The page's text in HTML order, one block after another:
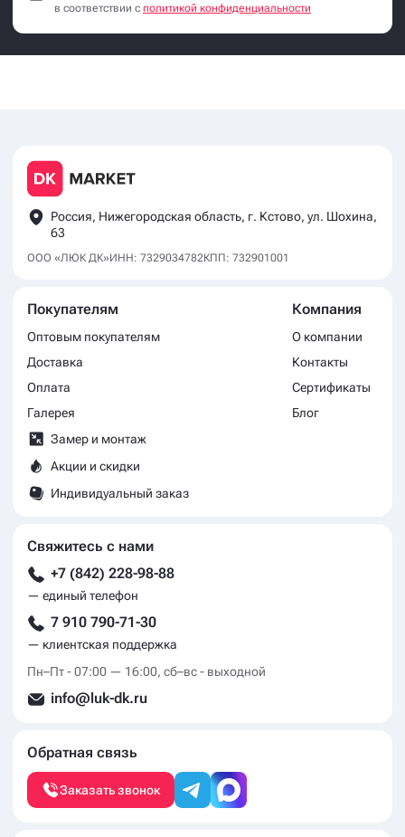
в соответствии с политикой конфиденциальности
Россия, Нижегородская область, г. Кстово, ул. Шохина,
63
ООО «ЛЮК ДК»ИНН: 7329034782КПП: 732901001
Покупателям
Оптовым покупателям
Доставка
Оплата
Галерея
Замер и монтаж
Акции и скидки
Индивидуальный заказ
Компания
О компании
Контакты
Сертификаты
Блог
Свяжитесь с нами
+7 (842) 228-98-88
— единый телефон
7 910 790-71-30
— клиентская поддержка
Пн–Пт - 07:00 — 16:00, сб–вс - выходной
info@luk-dk.ru
Обратная связь
Заказать звонок